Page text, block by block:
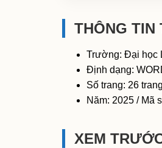
THÔNG TIN
Trường: Đại học
Định dạng:
Số trang: 26
Năm: 2025 / Mã
XEM